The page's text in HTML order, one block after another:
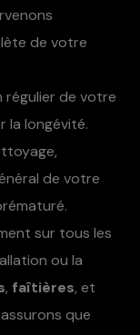
de votre
régulier de votre
la longévité.
de votre
sur tous les
ou la
, faîtières, et
que